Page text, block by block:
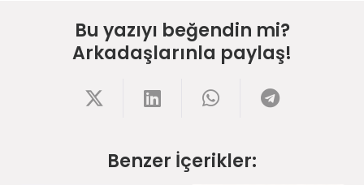
Bu yazıyı beğendin mi?
Arkadaşlarınla paylaş!
Benzer İçerikler: